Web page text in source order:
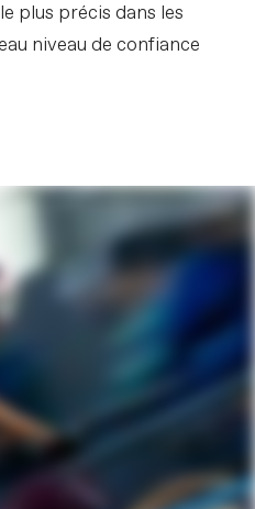
plus précis dans les
niveau de confiance